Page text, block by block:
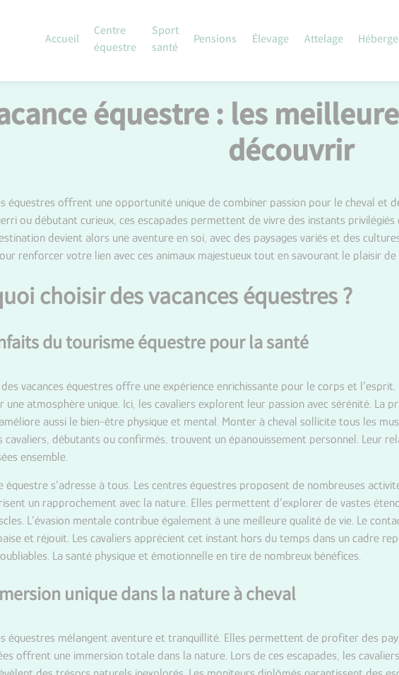
Accueil
Centre
équestre
Sport
santé
Pensions Élevage Attelage
équestre : les
découvrir
équestres offrent une opportunité unique de combiner passion pour le cheval et
ou débutant curieux, ces escapades permettent de vivre des instants
devient alors une aventure en soi, avec des paysages variés et des
renforcer votre lien avec ces animaux majestueux tout en savourant le plaisir de
choisir des vacances équestres ?
du tourisme équestre pour la santé
vacances équestres offre une expérience enrichissante pour le corps et
une atmosphère unique. Ici, les cavaliers explorent leur passion avec sérénité. La
aussi le bien-être physique et mental. Monter à cheval sollicite tous les
cavaliers, débutants ou confirmés, trouvent un épanouissement personnel. Leur
ensemble.
équestre s’adresse à tous. Les centres équestres proposent de nombreuses
un rapprochement avec la nature. Elles permettent d’explorer de vastes
L’évasion mentale contribue également à une meilleure qualité de vie. Le
et réjouit. Les cavaliers apprécient cet instant hors du temps dans un cadre
La santé physique et émotionnelle en tire de nombreux bénéfices.
unique dans la nature à cheval
équestres mélangent aventure et tranquillité. Elles permettent de profiter des
offrent une immersion totale dans la nature. Lors de ces escapades, les